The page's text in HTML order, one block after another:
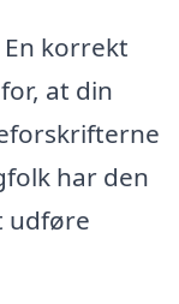
En korrekt
at din
har den
udføre